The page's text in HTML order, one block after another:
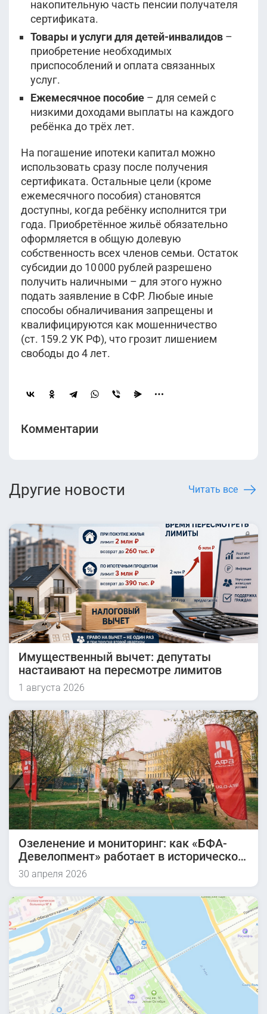
накопительную часть пенсии получателя
сертификата.
Товары и услуги для детей-инвалидов –
приобретение необходимых
приспособлений и оплата связанных
услуг.
Ежемесячное пособие – для семей с
низкими доходами выплаты на каждого
ребёнка до трёх лет.
На погашение ипотеки капитал можно
использовать сразу после получения
сертификата. Остальные цели (кроме
ежемесячного пособия) становятся
доступны, когда ребёнку исполнится три
года. Приобретённое жильё обязательно
оформляется в общую долевую
собственность всех членов семьи. Остаток
субсидии до 10 000 рублей разрешено
получить наличными – для этого нужно
подать заявление в СФР. Любые иные
способы обналичивания запрещены и
квалифицируются как мошенничество
(ст. 159.2 УК РФ), что грозит лишением
свободы до 4 лет.
Комментарии
Другие новости Читать все
Имущественный вычет: депутаты
настаивают на пересмотре лимитов
1 августа 2026
Озеленение и мониторинг: как «БФА-
Девелопмент» работает в историческом
квартале
30 апреля 2026